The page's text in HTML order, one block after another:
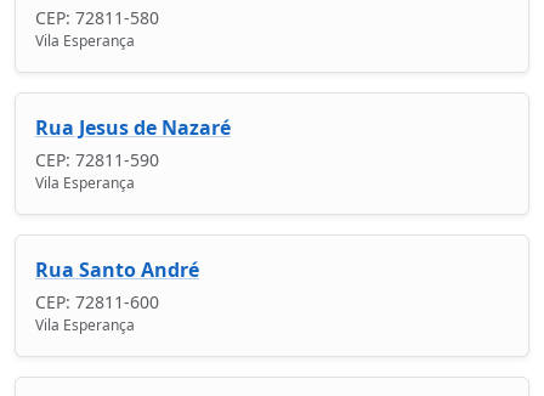
CEP: 72811-580
Vila Esperança
Rua Jesus de Nazaré
CEP: 72811-590
Vila Esperança
Rua Santo André
CEP: 72811-600
Vila Esperança